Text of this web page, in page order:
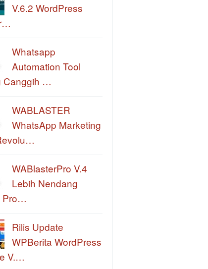
V.6.2 WordPress
Whatsapp
Automation Tool
Canggih …
WABLASTER
WhatsApp Marketing
WABlasterPro V.4
Lebih Nendang
Pro…
Rilis Update
WPBerita WordPress
V.…